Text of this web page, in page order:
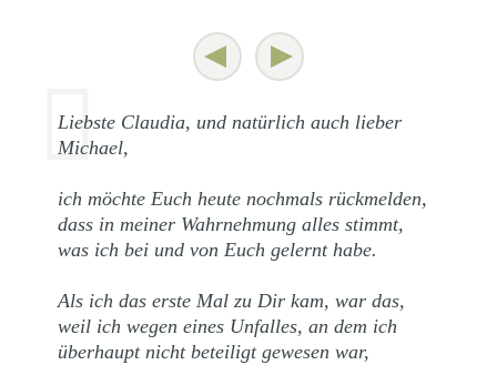
Liebste Claudia, und natürlich auch lieber
Michael,
ich möchte Euch heute nochmals rückmelden,
dass in meiner Wahrnehmung alles stimmt,
was ich bei und von Euch gelernt habe.
Als ich das erste Mal zu Dir kam, war das,
weil ich wegen eines Unfalles, an dem ich
überhaupt nicht beteiligt gewesen war,